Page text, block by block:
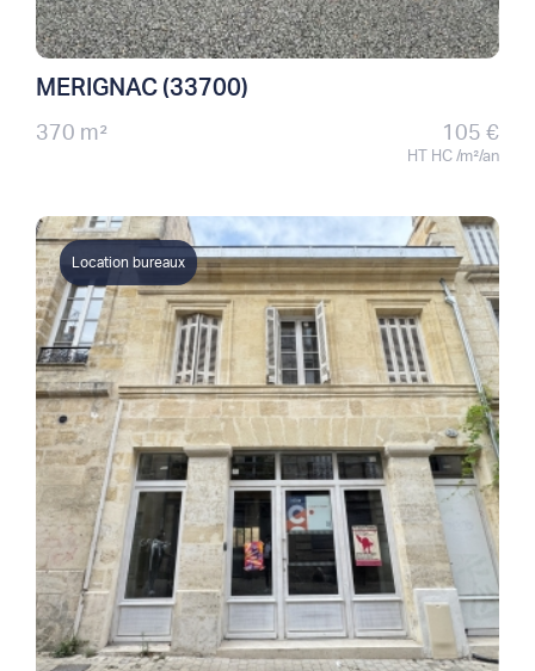
MERIGNAC (33700)
370 m² 105 €
HT HC /m²/an
Location bureaux